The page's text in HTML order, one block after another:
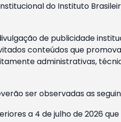
do Instituto
de publicidade
conteúdos que
administrativas,
ser observadas as
a 4 de julho de 2026